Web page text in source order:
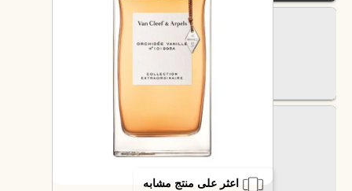
اعثر على منتج مشابه